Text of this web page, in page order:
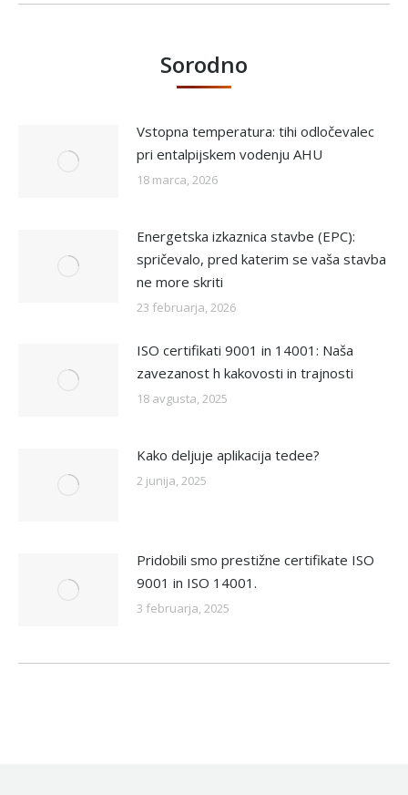
Sorodno
Vstopna temperatura: tihi odločevalec
pri entalpijskem vodenju AHU
18 marca, 2026
Energetska izkaznica stavbe (EPC):
spričevalo, pred katerim se vaša stavba
ne more skriti
23 februarja, 2026
ISO certifikati 9001 in 14001: Naša
zavezanost h kakovosti in trajnosti
18 avgusta, 2025
Kako deljuje aplikacija tedee?
2 junija, 2025
Pridobili smo prestižne certifikate ISO
9001 in ISO 14001.
3 februarja, 2025